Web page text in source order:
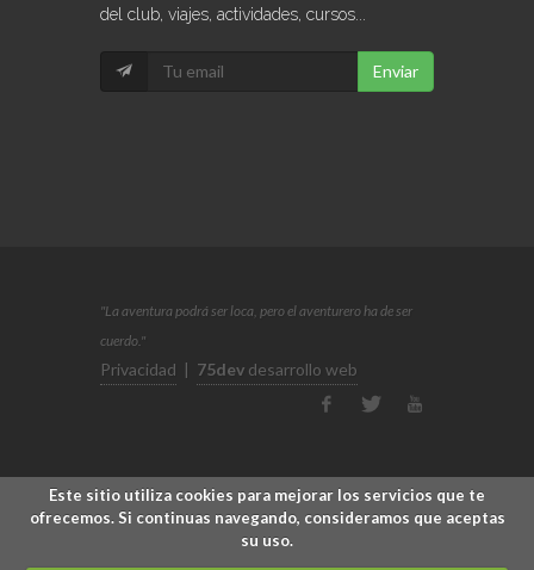
del club, viajes, actividades, cursos...
Enviar
"La aventura podrá ser loca, pero el aventurero ha de ser
cuerdo."
Privacidad | 75dev desarrollo web
Este sitio utiliza cookies para mejorar los servicios que te
ofrecemos. Si continuas navegando, consideramos que aceptas
su uso.